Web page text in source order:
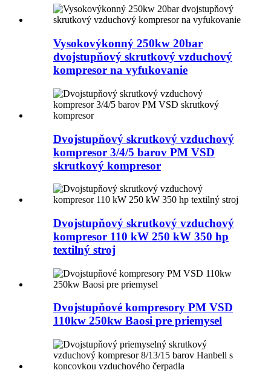
Vysokovýkonný 250kw 20bar
dvojstupňový skrutkový vzduchový
kompresor na vyfukovanie
Dvojstupňový skrutkový vzduchový
kompresor 3/4/5 barov PM VSD
skrutkový kompresor
Dvojstupňový skrutkový vzduchový
kompresor 110 kW 250 kW 350 hp
textilný stroj
Dvojstupňové kompresory PM VSD
110kw 250kw Baosi pre priemysel